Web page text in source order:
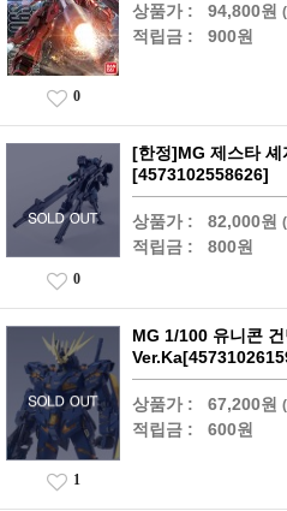
상품가 : 94,800원
적립금 : 900원
0
[한정]MG 제스타 셰
[4573102558626]
상품가 : 82,000원
적립금 : 800원
0
MG 1/100 유니콘 건
상품가 : 67,200원
적립금 : 600원
1